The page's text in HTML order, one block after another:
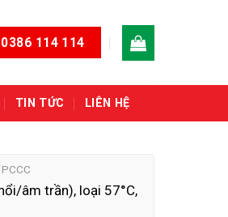
114 114
TIN TỨC LIÊN HỆ
âm trần), loại 57°C,